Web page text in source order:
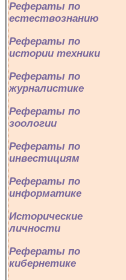
Рефераты по
естествознанию
Рефераты по
истории техники
Рефераты по
журналистике
Рефераты по
зоологии
Рефераты по
инвестициям
Рефераты по
информатике
Исторические
личности
Рефераты по
кибернетике